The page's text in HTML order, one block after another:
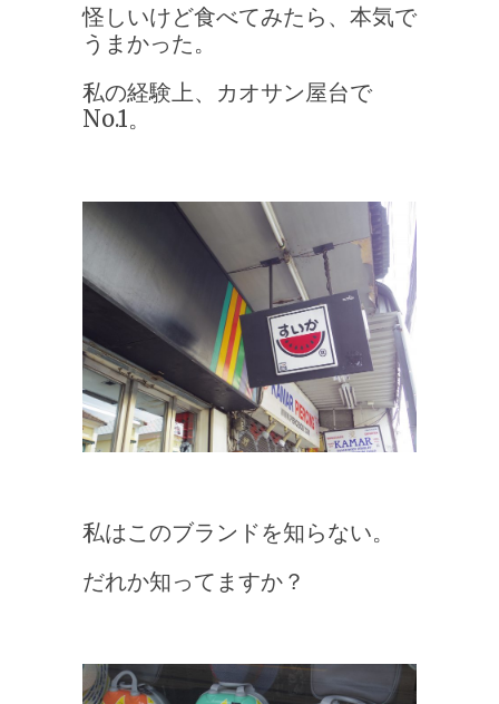
怪しいけど食べてみたら、本気で
うまかった。
私の経験上、カオサン屋台で
No.1。
私はこのブランドを知らない。
だれか知ってますか？